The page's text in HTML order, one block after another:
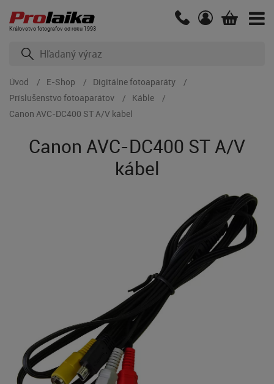
Kráľovstvo fotografov od roku 1993
Úvod E-Shop
Digitálne fotoaparáty
Príslušenstvo fotoaparátov
Káble
Canon AVC-DC400 ST A/V kábel
Canon AVC-DC400 ST A/V
kábel